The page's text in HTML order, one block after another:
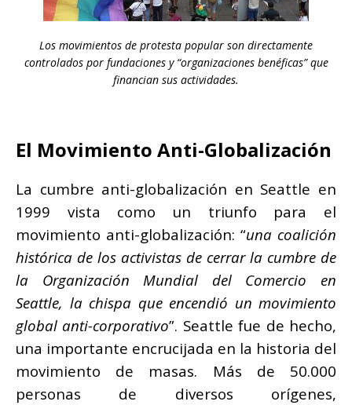
Los movimientos de protesta popular son directamente
controlados por fundaciones y “organizaciones benéficas” que
financian sus actividades.
El Movimiento Anti-Globalización
La cumbre anti-globalización en Seattle en
1999 vista como un triunfo para el
movimiento anti-globalización: “una coalición
histórica de los activistas de cerrar la cumbre de
la Organización Mundial del Comercio en
Seattle, la chispa que encendió un movimiento
global anti-corporativo”. Seattle fue de hecho,
una importante encrucijada en la historia del
movimiento de masas. Más de 50.000
personas de diversos orígenes,